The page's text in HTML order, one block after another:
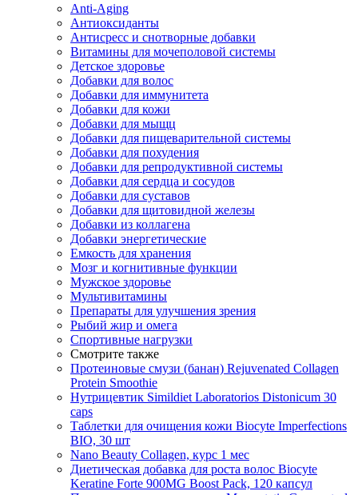
Anti-Aging
Антиоксиданты
Антисресс и снотворные добавки
Витамины для мочеполовой системы
Детское здоровье
Добавки для волос
Добавки для иммунитета
Добавки для кожи
Добавки для мыщц
Добавки для пищеварительной системы
Добавки для похудения
Добавки для репродуктивной системы
Добавки для сердца и сосудов
Добавки для суставов
Добавки для щитовидной железы
Добавки из коллагена
Добавки энергетические
Емкость для хранения
Мозг и когнитивные функции
Мужское здоровье
Мультивитамины
Препараты для улучшения зрения
Рыбий жир и омега
Спортивные нагрузки
Смотрите также
Протеиновые смузи (банан) Rejuvenated Сollagen
Protein Smoothie
Нутрицевтик Simildiet Laboratorios Distonicum 30
caps
Таблетки для очищения кожи Biocyte Imperfections
BIO, 30 шт
Nano Beauty Collagen, курс 1 мес
Диетическая добавка для роста волос Biocyte
Keratine Forte 900MG Boost Pack, 120 капсул